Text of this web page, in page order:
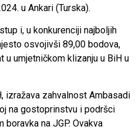
u Ankari (Turska).
i, u konkurenciji najboljih
osvojivši 89,00 bodova,
u umjetničkom klizanju u BiH u
izražava zahvalnost Ambasadi
na gostoprinstvu i podršci
na JGP. Ovakva